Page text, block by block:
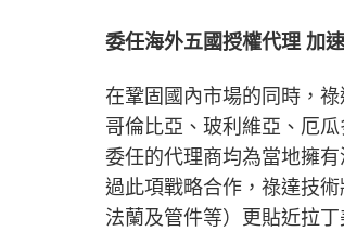
委任海外五國授權代理 加
在鞏固國內市場的同時，
哥倫比亞、玻利維亞、厄
委任的代理商均為當地擁
過此項戰略合作，祿達技
法蘭及管件等）更貼近拉